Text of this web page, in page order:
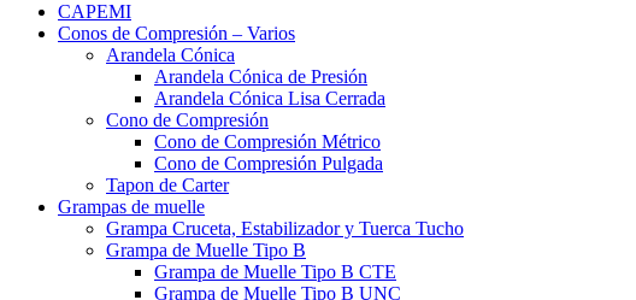
CAPEMI
Conos de Compresión – Varios
Arandela Cónica
Arandela Cónica de Presión
Arandela Cónica Lisa Cerrada
Cono de Compresión
Cono de Compresión Métrico
Cono de Compresión Pulgada
Tapon de Carter
Grampas de muelle
Grampa Cruceta, Estabilizador y Tuerca Tucho
Grampa de Muelle Tipo B
Grampa de Muelle Tipo B CTE
Grampa de Muelle Tipo B UNC